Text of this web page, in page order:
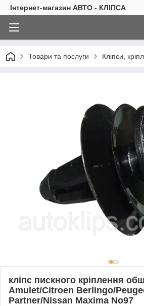
Інтернет-магазин АВТО - КЛІПСА
Товари та послуги Кліпси,
кліпс пискного кріплення
Amulet/Citroen Berlingo/
Partner/Nissan Maxima No97